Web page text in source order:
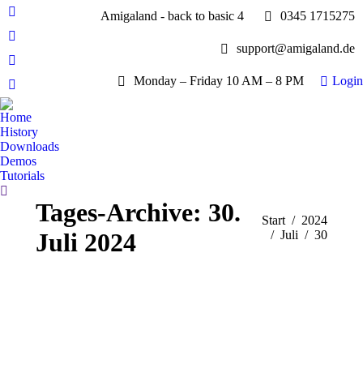
Facebook
page
opens
new
window
YouTube
page
opens
in
new
window
Whatsapp
page
opens
in
new
window
E-
Mail
page
opens
in
new
Amigaland - back to basic 4 0345 1715275
support@amigaland.de
Monday – Friday 10 AM – 8 PM Login
Home
History
Downloads
Demos
Tutorials
Search:
Tages-Archive: 30.
Juli 2024
Sie befinden sich hier:
Start
2024
Juli
30